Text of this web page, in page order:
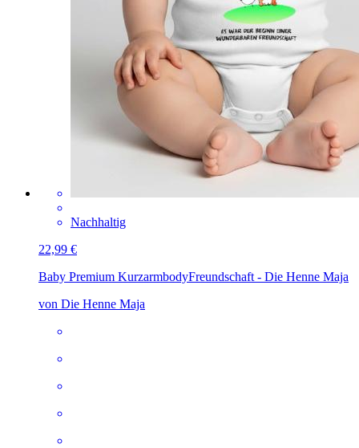
Nachhaltig
22,99 €
Baby Premium KurzarmbodyFreundschaft - Die Henne Maja
von Die Henne Maja